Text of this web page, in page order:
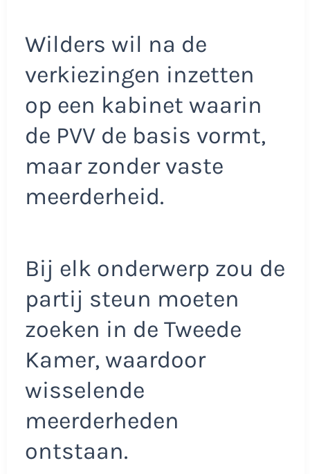
Wilders wil na de
verkiezingen inzetten
op een kabinet waarin
de PVV de basis vormt,
maar zonder vaste
meerderheid.
Bij elk onderwerp zou de
partij steun moeten
zoeken in de Tweede
Kamer, waardoor
wisselende
meerderheden
ontstaan.